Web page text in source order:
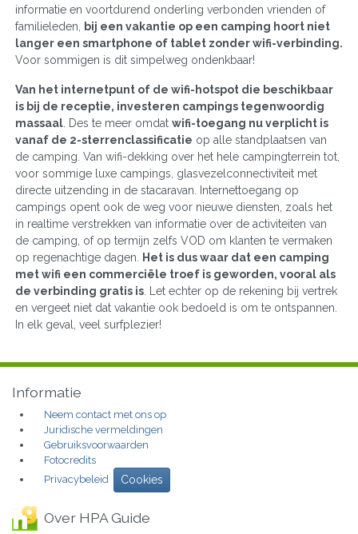
informatie en voortdurend onderling verbonden vrienden of
familieleden, bij een vakantie op een camping hoort niet
langer een smartphone of tablet zonder wifi-verbinding.
Voor sommigen is dit simpelweg ondenkbaar!
Van het internetpunt of de wifi-hotspot die beschikbaar
is bij de receptie, investeren campings tegenwoordig
massaal . Des te meer omdat wifi-toegang nu verplicht is
vanaf de 2-sterrenclassificatie op alle standplaatsen van
de camping. Van wifi-dekking over het hele campingterrein tot,
voor sommige luxe campings, glasvezelconnectiviteit met
directe uitzending in de stacaravan. Internettoegang op
campings opent ook de weg voor nieuwe diensten, zoals het
in realtime verstrekken van informatie over de activiteiten van
de camping, of op termijn zelfs VOD om klanten te vermaken
op regenachtige dagen. Het is dus waar dat een camping
met wifi een commerciële troef is geworden, vooral als
de verbinding gratis is . Let echter op de rekening bij vertrek
en vergeet niet dat vakantie ook bedoeld is om te ontspannen.
In elk geval, veel surfplezier!
Informatie
Neem contact met ons op
Juridische vermeldingen
Gebruiksvoorwaarden
Fotocredits
Privacybeleid
Cookies
Over HPA Guide